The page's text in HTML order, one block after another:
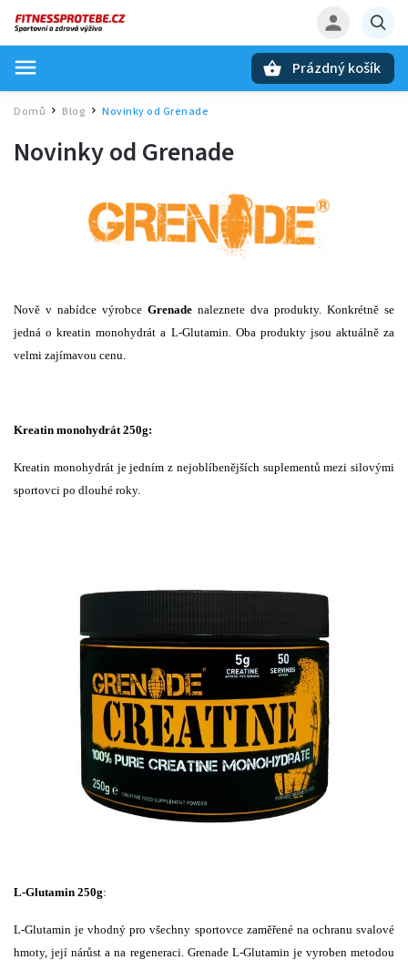
Prázdný košík
Domů / Blog / Novinky od Grenade
Novinky od Grenade
Nově v nabídce výrobce Grenade naleznete dva produkty. Konkrétně se
jedná o kreatin monohydrát a L-Glutamin. Oba produkty jsou aktuálně za
velmi zajímavou cenu.
Kreatin monohydrát 250g:
Kreatin monohydrát je jedním z nejoblíbenějších suplementů mezi silovými
sportovci po dlouhé roky.
L-Glutamin 250g:
L-Glutamin je vhodný pro všechny sportovce zaměřené na ochranu svalové
hmoty, její nárůst a na regeneraci. Grenade L-Glutamin je vyroben metodou